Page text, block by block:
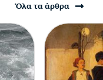
Όλα τα άρθρα